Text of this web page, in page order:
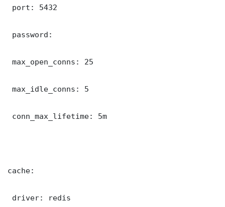
port: 5432
password:
max_open_conns: 25
max_idle_conns: 5
conn_max_lifetime: 5m
cache:
driver: redis